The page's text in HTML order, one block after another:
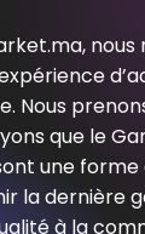
nous
Nous
que le
une forme
la dernière
à la